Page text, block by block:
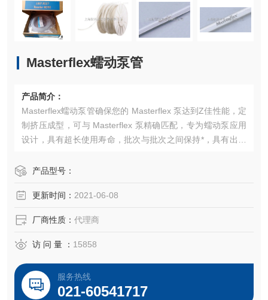
Masterflex蠕动泵管
产品简介：
Masterflex蠕动泵管确保您的 Masterflex 泵达到Z佳性能，定
制挤压成型，可与 Masterflex 泵精确匹配，专为蠕动泵应用
设计，具有超长使用寿命，批次与批次之间保持*，具有出色
产品型号：
更新时间： 2021-06-08
厂商性质： 代理商
访 问 量 ： 15858
服务热线
021-60541717